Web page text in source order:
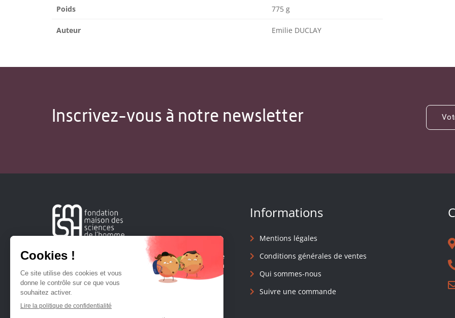
Poids 775 g
Auteur Emilie DUCLAY
Inscrivez-vous à notre newsletter
Créée en 1963, la Fondation Maison Sciences de l'Homme
soutient la recherche et la diffusion des connaissances en
sciences humaines et sociales.
Informations
Mentions légales
Conditions générales de ventes
Qui sommes-nous
Suivre une commande